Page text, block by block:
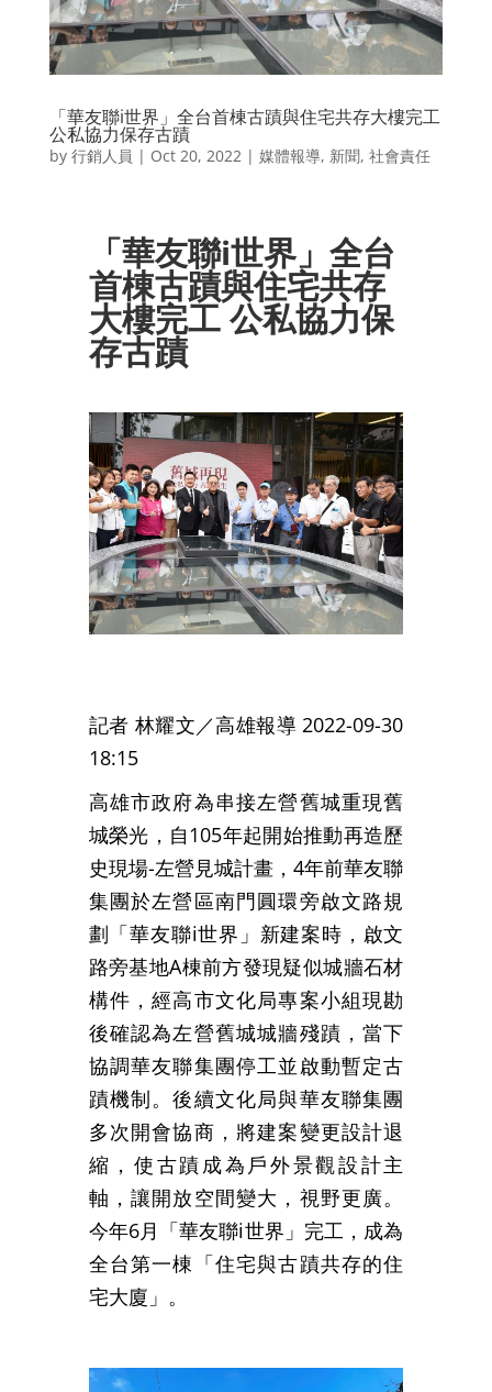
「華友聯i世界」全台首棟古蹟與住宅共存大樓完工
公私協力保存古蹟
by 行銷人員 | Oct 20, 2022| 媒體報導, 新聞, 社會責任
「華友聯i世界」全台
首棟古蹟與住宅共存
大樓完工 公私協力保
存古蹟
記者 林耀文／高雄報導 2022-09-30
18:15
高雄市政府為串接左營舊城重現舊
城榮光，自105年起開始推動再造歷
史現場-左營見城計畫，4年前華友聯
集團於左營區南門圓環旁啟文路規
劃「華友聯i世界」新建案時，啟文
路旁基地A棟前方發現疑似城牆石材
構件，經高市文化局專案小組現勘
後確認為左營舊城城牆殘蹟，當下
協調華友聯集團停工並啟動暫定古
蹟機制。後續文化局與華友聯集團
多次開會協商，將建案變更設計退
縮，使古蹟成為戶外景觀設計主
軸，讓開放空間變大，視野更廣。
今年6月「華友聯i世界」完工，成為
全台第一棟「住宅與古蹟共存的住
宅大廈」。